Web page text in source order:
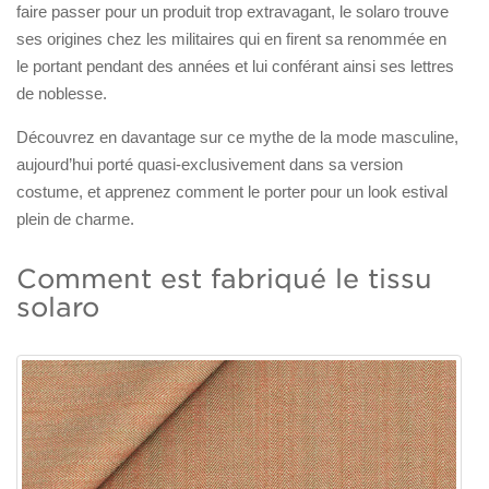
faire passer pour un produit trop extravagant, le solaro trouve
ses origines chez les militaires qui en firent sa renommée en
le portant pendant des années et lui conférant ainsi ses lettres
de noblesse.
Découvrez en davantage sur ce mythe de la mode masculine,
aujourd’hui porté quasi-exclusivement dans sa version
costume, et apprenez comment le porter pour un look estival
plein de charme.
Comment est fabriqué le tissu
solaro